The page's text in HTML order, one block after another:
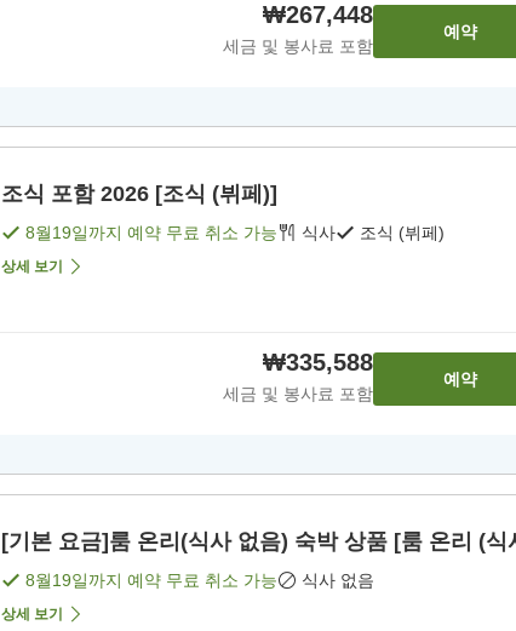
₩267,448
세금 및 봉사료 포함
예약
조식 포함 2026 [조식 (뷔페)]
8월19일까지 예약 무료 취소 가능 식사 조식 (뷔페)
상세 보기
₩335,588
세금 및 봉사료 포함
예약
[기본 요금]룸 온리(식사 없음) 숙박 상품 [룸 온리 (식
8월19일까지 예약 무료 취소 가능 식사 없음
상세 보기